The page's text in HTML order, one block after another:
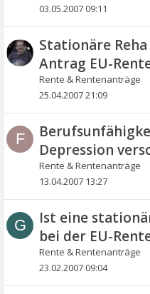
03.05.2007 09:11
Stationäre
Antrag EU-
Rente & Rentenanträge
25.04.2007 21:09
F
Depression
Rente & Rentenanträge
13.04.2007 13:27
G
Ist eine
bei der EU-
Rente & Rentenanträge
23.02.2007 09:04